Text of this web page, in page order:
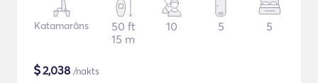
Katamarāns
50 ft
15 m
10 5 5
$2,038 /nakts